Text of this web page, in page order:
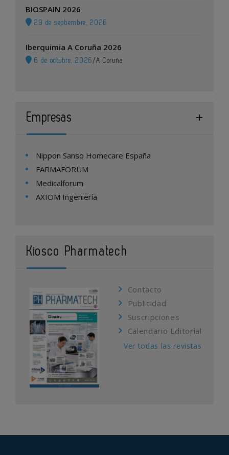
BIOSPAIN 2026
29 de septiembre, 2026
Iberquimia A Coruña 2026
6 de octubre, 2026 /A Coruña
Empresas
Nippon Sanso Homecare España
FARMAFORUM
Medicalforum
AXIOM Ingeniería
Kiosco Pharmatech
Contacto
Publicidad
Suscripciones
Calendario Editorial
Ver todas las revistas